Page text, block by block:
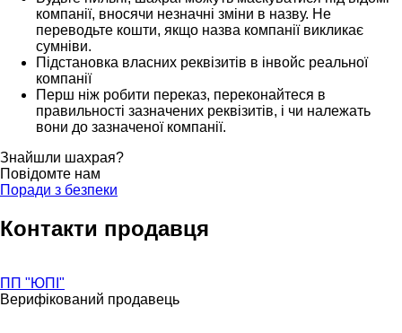
компанії, вносячи незначні зміни в назву. Не
переводьте кошти, якщо назва компанії викликає
сумніви.
Підстановка власних реквізитів в інвойс реальної
компанії
Перш ніж робити переказ, переконайтеся в
правильності зазначених реквізитів, і чи належать
вони до зазначеної компанії.
Знайшли шахрая?
Повідомте нам
Поради з безпеки
Контакти продавця
ПП "ЮПІ"
Верифікований продавець